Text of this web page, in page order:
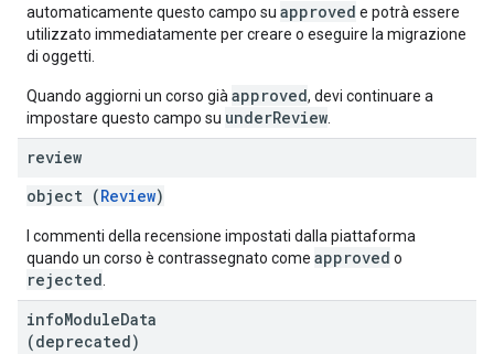
automaticamente questo campo su approved e potrà essere
utilizzato immediatamente per creare o eseguire la migrazione
di oggetti.
Quando aggiorni un corso già approved, devi continuare a
impostare questo campo su underReview
review
object (Review)
I commenti della recensione impostati dalla piattaforma
quando un corso è contrassegnato come approved o
rejected
infoModuleData
(deprecated)